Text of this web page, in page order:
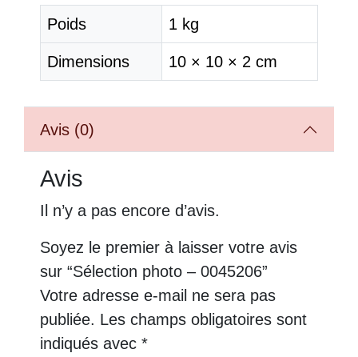
Poids 1 kg
Dimensions 10 × 10 × 2 cm
Avis (0)
Avis
Il n’y a pas encore d’avis.
Soyez le premier à laisser votre avis
sur “Sélection photo – 0045206”
Votre adresse e-mail ne sera pas
publiée. Les champs obligatoires sont
indiqués avec *